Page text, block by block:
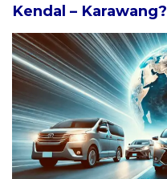
Kendal – Karawang?